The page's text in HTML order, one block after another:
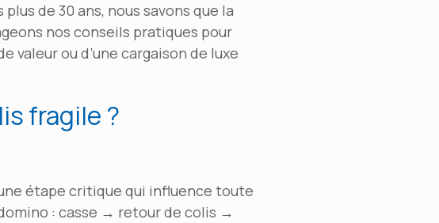
de 30 ans, nous savons que la
nos conseils pratiques pour
valeur ou d’une cargaison de luxe
fragile ?
étape critique qui influence toute
: casse → retour de colis →